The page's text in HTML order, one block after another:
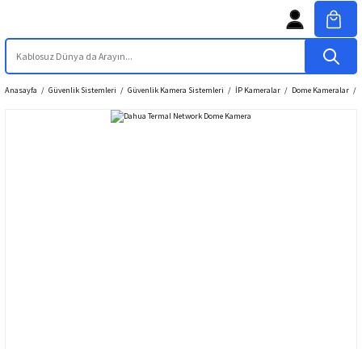
Anasayfa Güvenlik Sistemleri Güvenlik Kamera Sistemleri İP Kameralar Dome Kameralar